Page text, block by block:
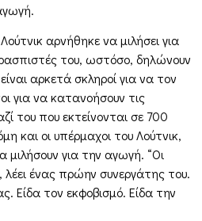
αρνήθηκε να μιλήσει για
του, ωστόσο, δηλώνουν
αρκετά σκληροί για να τον
για να κατανοήσουν τις
του που εκτείνονται σε 700
και οι υπέρμαχοι του Λούτνικ,
μιλήσουν για την αγωγή. “Οι
ένας πρώην συνεργάτης του.
Είδα τον εκφοβισμό. Είδα την